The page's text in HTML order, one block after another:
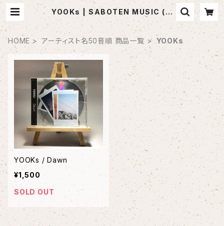
YOOKs | SABOTEN MUSIC (セ
レクトCDショップ)
HOME アーティスト名50音順 商品一覧 YOOKs
YOOKs / Dawn
¥1,500
SOLD OUT